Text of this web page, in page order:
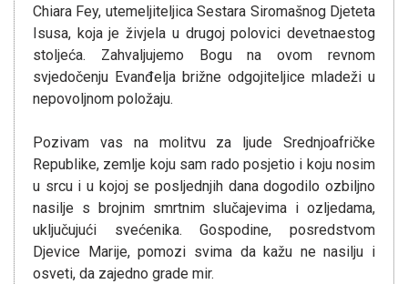
Chiara Fey, utemeljiteljica Sestara Siromašnog Djeteta
Isusa, koja je živjela u drugoj polovici devetnaestog
stoljeća. Zahvaljujemo Bogu na ovom revnom
svjedočenju Evanđelja brižne odgojiteljice mladeži u
nepovoljnom položaju.
Pozivam vas na molitvu za ljude Srednjoafričke
Republike, zemlje koju sam rado posjetio i koju nosim
u srcu i u kojoj se posljednjih dana dogodilo ozbiljno
nasilje s brojnim smrtnim slučajevima i ozljedama,
uključujući svećenika. Gospodine, posredstvom
Djevice Marije, pomozi svima da kažu ne nasilju i
osveti, da zajedno grade mir.